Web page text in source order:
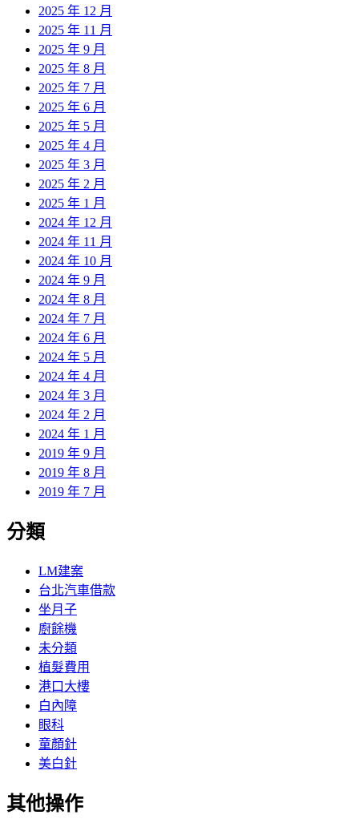
2025 年 12 月
2025 年 11 月
2025 年 9 月
2025 年 8 月
2025 年 7 月
2025 年 6 月
2025 年 5 月
2025 年 4 月
2025 年 3 月
2025 年 2 月
2025 年 1 月
2024 年 12 月
2024 年 11 月
2024 年 10 月
2024 年 9 月
2024 年 8 月
2024 年 7 月
2024 年 6 月
2024 年 5 月
2024 年 4 月
2024 年 3 月
2024 年 2 月
2024 年 1 月
2019 年 9 月
2019 年 8 月
2019 年 7 月
分類
LM建案
台北汽車借款
坐月子
廚餘機
未分類
植髮費用
港口大樓
白內障
眼科
童顏針
美白針
其他操作